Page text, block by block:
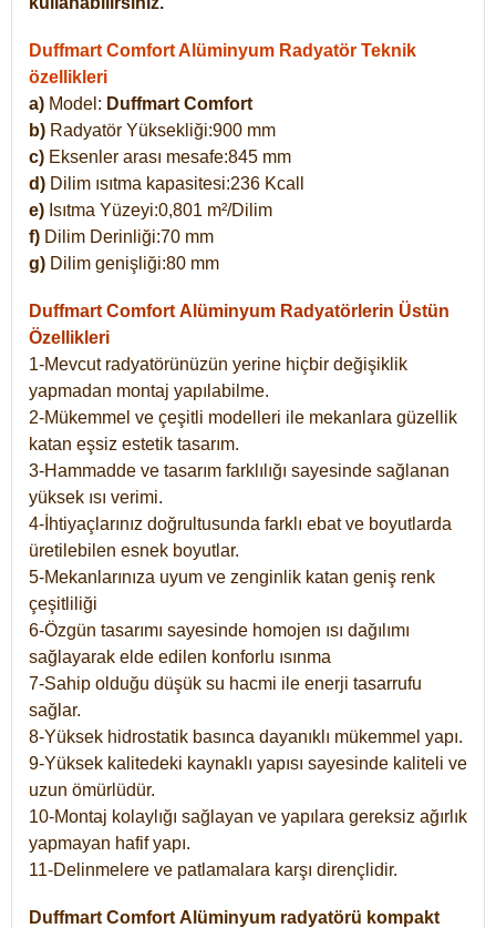
Duffmart Comfort Alüminyum Radyatör Teknik
özellikleri
a) Model: Duffmart Comfort
b) Radyatör Yüksekliği:900 mm
c) Eksenler arası mesafe:845 mm
d) Dilim ısıtma kapasitesi:236 Kcall
e) Isıtma Yüzeyi:0,801 m²/Dilim
f) Dilim Derinliği:70 mm
g) Dilim genişliği:80 mm
Duffmart Comfort Alüminyum Radyatörlerin Üstün
Özellikleri
1-Mevcut radyatörünüzün yerine hiçbir değişiklik
yapmadan montaj yapılabilme.
2-Mükemmel ve çeşitli modelleri ile mekanlara güzellik
katan eşsiz estetik tasarım.
3-Hammadde ve tasarım farklılığı sayesinde sağlanan
yüksek ısı verimi.
4-İhtiyaçlarınız doğrultusunda farklı ebat ve boyutlarda
üretilebilen esnek boyutlar.
5-Mekanlarınıza uyum ve zenginlik katan geniş renk
çeşitliliği
6-Özgün tasarımı sayesinde homojen ısı dağılımı
sağlayarak elde edilen konforlu ısınma
7-Sahip olduğu düşük su hacmi ile enerji tasarrufu
sağlar.
8-Yüksek hidrostatik basınca dayanıklı mükemmel yapı.
9-Yüksek kalitedeki kaynaklı yapısı sayesinde kaliteli ve
uzun ömürlüdür.
10-Montaj kolaylığı sağlayan ve yapılara gereksiz ağırlık
yapmayan hafif yapı.
11-Delinmelere ve patlamalara karşı dirençlidir.
Duffmart Comfort Alüminyum radyatörü kompakt